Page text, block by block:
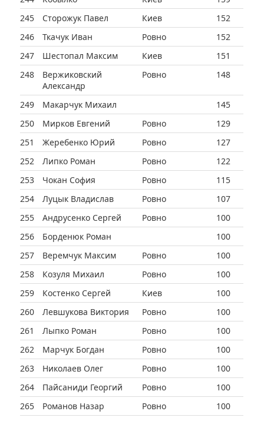
245
Сторожук Павел Киев
152
246
Ткачук Иван Ровно
152
247
Шестопал Максим Киев
151
248
Вержиковский
Александр
Ровно 148
249 Макарчук Михаил
145
250
Мирков Евгений Ровно
129
251
Жеребенко Юрий Ровно
127
252
Липко Роман Ровно
122
253
Чокан София Ровно
115
254
Луцык Владислав Ровно
107
255
Андрусенко Сергей Ровно
100
256
Борденюк Роман
100
257
Веремчук Максим Ровно
100
258
Козуля Михаил Ровно
100
259
Костенко Сергей Киев
100
260
Левшукова Виктория Ровно
100
261
Лыпко Роман Ровно
100
262
Марчук Богдан Ровно
100
263
Николаев Олег Ровно
100
264
Пайсаниди Георгий Ровно
100
265
Романов Назар Ровно
100